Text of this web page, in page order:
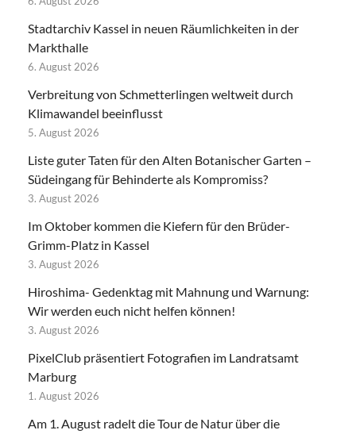
Stadtarchiv Kassel in neuen Räumlichkeiten in der
Markthalle
6. August 2026
Verbreitung von Schmetterlingen weltweit durch
Klimawandel beeinflusst
5. August 2026
Liste guter Taten für den Alten Botanischer Garten –
Südeingang für Behinderte als Kompromiss?
3. August 2026
Im Oktober kommen die Kiefern für den Brüder-
Grimm-Platz in Kassel
3. August 2026
Hiroshima- Gedenktag mit Mahnung und Warnung:
Wir werden euch nicht helfen können!
3. August 2026
PixelClub präsentiert Fotografien im Landratsamt
Marburg
1. August 2026
Am 1. August radelt die Tour de Natur über die